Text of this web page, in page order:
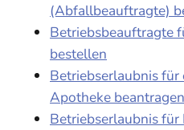
(Abfallbeauftragte)
Betriebsbeauftragte
bestellen
Betriebserlaubnis
Apotheke beantragen
Betriebserlaubnis